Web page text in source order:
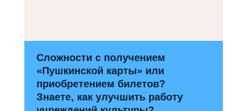
Сложности с получением
«Пушкинской карты» или
приобретением билетов?
Знаете, как улучшить работу